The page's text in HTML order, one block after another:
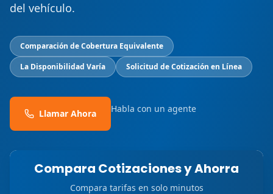
del vehículo.
Comparación de Cobertura Equivalente
La Disponibilidad Varía
Solicitud de Cotización en Línea
Llamar Ahora Habla con un agente
Compara Cotizaciones y Ahorra
Compara tarifas en solo minutos